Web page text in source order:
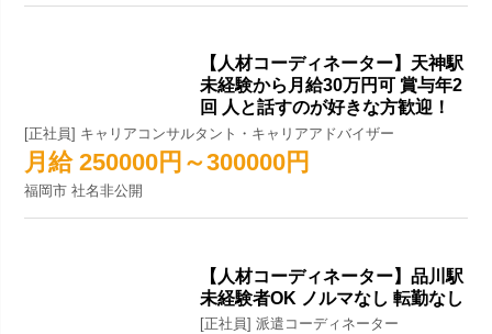
【人材コーディネーター】天神駅
未経験から月給30万円可 賞与年2
回 人と話すのが好きな方歓迎！
[正社員] キャリアコンサルタント・キャリアアドバイザー
月給 250000円～300000円
福岡市 社名非公開
【人材コーディネーター】品川駅
未経験者OK ノルマなし 転勤なし
[正社員] 派遣コーディネーター